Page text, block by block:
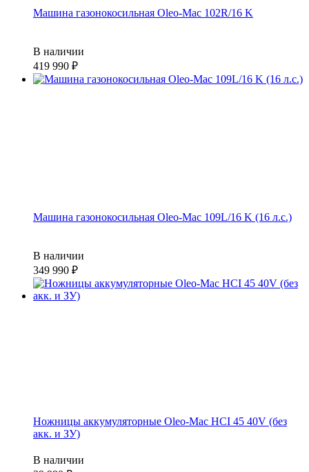
Машина газонокосильная Oleo-Mac 102R/16 K
В наличии
419 990
Машина газонокосильная Oleo-Mac 109L/16 K (16 л.с.)
В наличии
349 990
Ножницы аккумуляторные Oleo-Mac HCI 45 40V (без
акк. и ЗУ)
В наличии